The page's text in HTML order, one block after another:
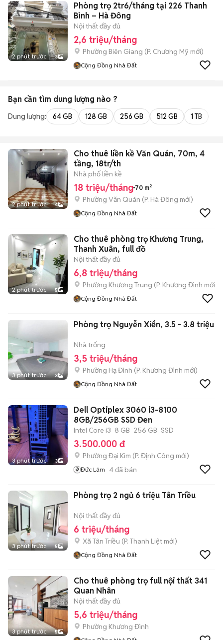
2 phút trước 3
Phòng trọ 2tr6/tháng tại 226 Thanh
Bình – Hà Đông
Nội thất đầy đủ
2,6 triệu/tháng
Phường Biên Giang (P. Chương Mỹ mới)
Cộng Đồng Nhà Đất
Bạn cần tìm dung lượng nào ?
Dung lượng: 64 GB 128 GB 256 GB 512 GB 1 TB
2 phút trước 4
Cho thuê liền kề Văn Quán, 70m, 4
tầng, 18tr/th
Nhà phố liền kề
18 triệu/tháng 70 m²
Phường Văn Quán (P. Hà Đông mới)
Cộng Đồng Nhà Đất
2 phút trước 5
Cho thuê phòng trọ Khương Trung,
Thanh Xuân, full đồ
Nội thất đầy đủ
6,8 triệu/tháng
Phường Khương Trung (P. Khương Đình mới)
Cộng Đồng Nhà Đất
3 phút trước 3
Phòng trọ Nguyễn Xiển, 3.5 - 3.8 triệu
Nhà trống
3,5 triệu/tháng
Phường Hạ Đình (P. Khương Đình mới)
Cộng Đồng Nhà Đất
3 phút trước 3
Dell Optiplex 3060 i3-8100
8GB/256GB SSD Đen
Intel Core i3 8 GB 256 GB SSD
3.500.000 đ
Phường Đại Kim (P. Định Công mới)
Đức Lâm 4đã bán
3 phút trước 5
Phòng trọ 2 ngủ 6 triệu Tân Triều
Nội thất đầy đủ
6 triệu/tháng
Xã Tân Triều (P. Thanh Liệt mới)
Cộng Đồng Nhà Đất
3 phút trước 5
Cho thuê phòng trọ full nội thất 341
Quan Nhân
Nội thất đầy đủ
5,6 triệu/tháng
Phường Khương Đình